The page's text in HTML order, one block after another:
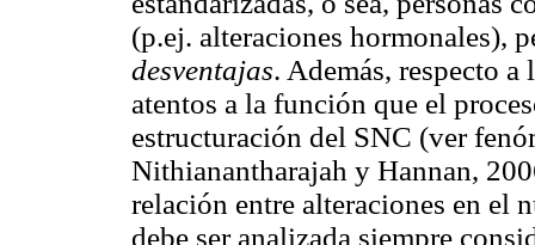
(p.ej. alteraciones hormonales),
desventajas. Además, respecto a
atentos a la función que el
estructuración del SNC (ver
Nithianantharajah y Hannan,
relación entre alteraciones en el
debe ser analizada siempre